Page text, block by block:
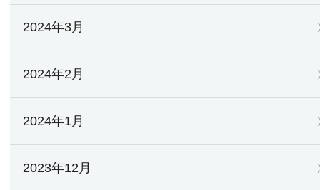
2024年3月
2024年2月
2024年1月
2023年12月